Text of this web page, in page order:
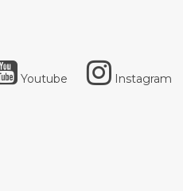
Youtube Instagram